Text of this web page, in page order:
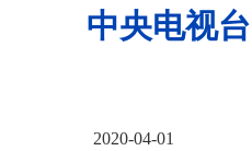
中央电视
2020-04-01